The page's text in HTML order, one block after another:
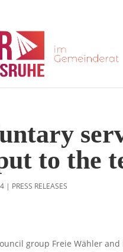
to the
| PRESS RELEASES
group Freie Wähler